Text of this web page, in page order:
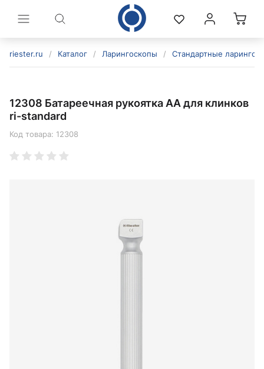
riester.ru / Каталог / Ларингоскопы / Стандартные
12308 Батареечная рукоятка AA для клинков
ri-standard
Код товара: 12308